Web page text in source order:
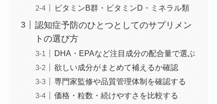
ビタミンB群・ビタミンD・ミネラル類
認知症予防のひとつとしてのサプリメン
トの選び方
DHA・EPAなど注目成分の配合量で選ぶ
欲しい成分がまとめて補えるか確認
専門家監修や品質管理体制を確認する
価格・粒数・続けやすさを比較する